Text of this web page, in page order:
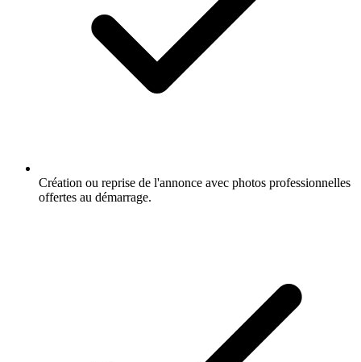
Création ou reprise de l'annonce avec photos professionnelles
offertes au démarrage.